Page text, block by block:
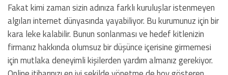
Fakat kimi zaman sizin adınıza farklı kuruluşlar istenmeyen
algıları internet dünyasında yayabiliyor. Bu kurumunuz için bir
kara leke kalabilir. Bunun sonlanması ve hedef kitlenizin
firmanız hakkında olumsuz bir düşünce içerisine girmemesi
için mutlaka deneyimli kişilerden yardım almanız gerekiyor.